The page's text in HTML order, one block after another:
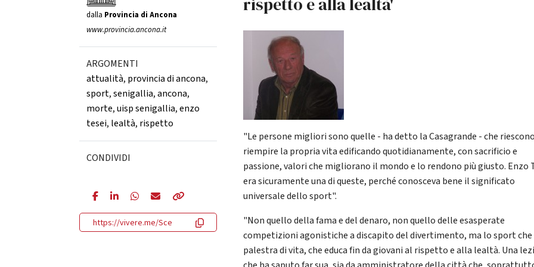
dalla Provincia di Ancona
www.provincia.ancona.it
ARGOMENTI
attualità, provincia di ancona,
sport,senigallia,ancona,
morte,uisp senigallia,enzo
tesei, lealtà, rispetto
CONDIVIDI
https://vivere.me/Sce
"Le persone migliori sono quelle - ha detto la Casagrande - che
riempire la propria vita edificando quotidianamente, con sacrificio e
passione, valori che migliorano il mondo e lo rendono più giusto. Enzo
era sicuramente una di queste, perché conosceva bene il significato
universale dello sport".
"Non quello della fama e del denaro, non quello delle esasperate
competizioni agonistiche a discapito del divertimento, ma lo sport che
palestra di vita, che educa fin da giovani al rispetto e alla lealtà. Una